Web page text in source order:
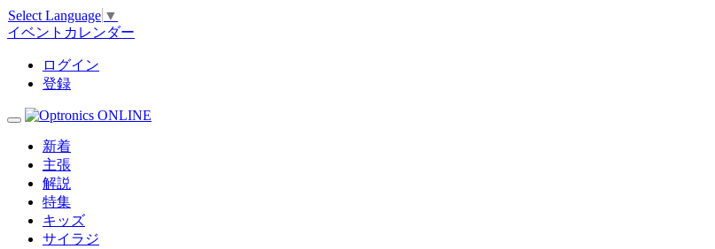
Select Language ▼
イベントカレンダー
ログイン
登録
新着
主張
解説
特集
キッズ
サイラジ